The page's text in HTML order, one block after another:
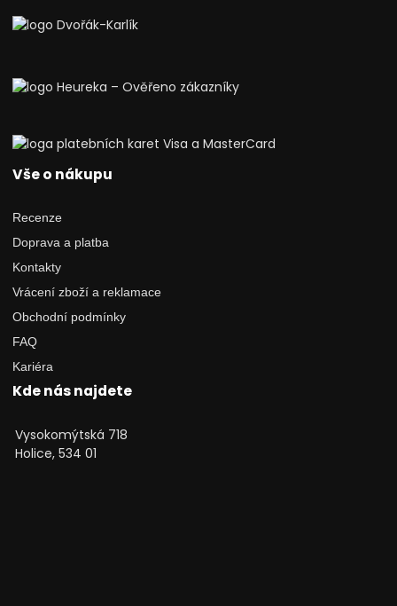
Vše o nákupu
Recenze
Doprava a platba
Kontakty
Vrácení zboží a reklamace
Obchodní podmínky
FAQ
Kariéra
Kde nás najdete
Vysokomýtská 718
Holice, 534 01